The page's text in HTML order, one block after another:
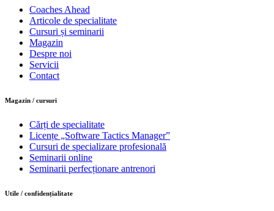
Coaches Ahead
Articole de specialitate
Cursuri și seminarii
Magazin
Despre noi
Servicii
Contact
Magazin / cursuri
Cărți de specialitate
Licențe „Software Tactics Manager”
Cursuri de specializare profesională
Seminarii online
Seminarii perfecționare antrenori
Utile / confidențialitate